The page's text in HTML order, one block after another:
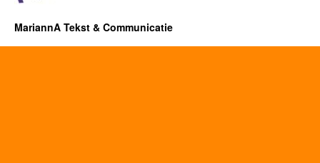
MariannA Tekst & Communicatie